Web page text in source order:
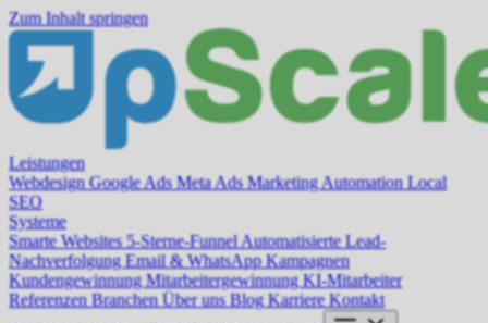
Zum Inhalt springen
Leistungen
WebdesignGoogle Ads Meta Ads Marketing Automation Local
SEO
Systeme
Smarte Websites5-Sterne-FunnelAutomatisierte Lead-
Nachverfolgung Email & WhatsApp Kampagnen
Kundengewinnung Mitarbeitergewinnung KI-Mitarbeiter
Referenzen Branchen Über uns Blog Karriere Kontakt